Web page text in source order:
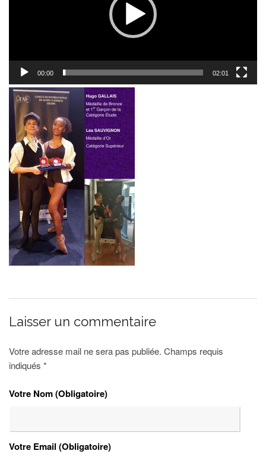
00:00 02:01
Laisser un commentaire
Votre adresse mail ne sera pas publiée. Champs requis
indiqués *
Votre Nom (Obligatoire)
Votre Email (Obligatoire)